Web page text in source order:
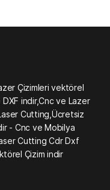
Çizimleri vektörel
indir,Cnc ve Lazer
Cutting,Ücretsiz
- Cnc ve Mobilya
Cutting Cdr Dxf
Çizim indir